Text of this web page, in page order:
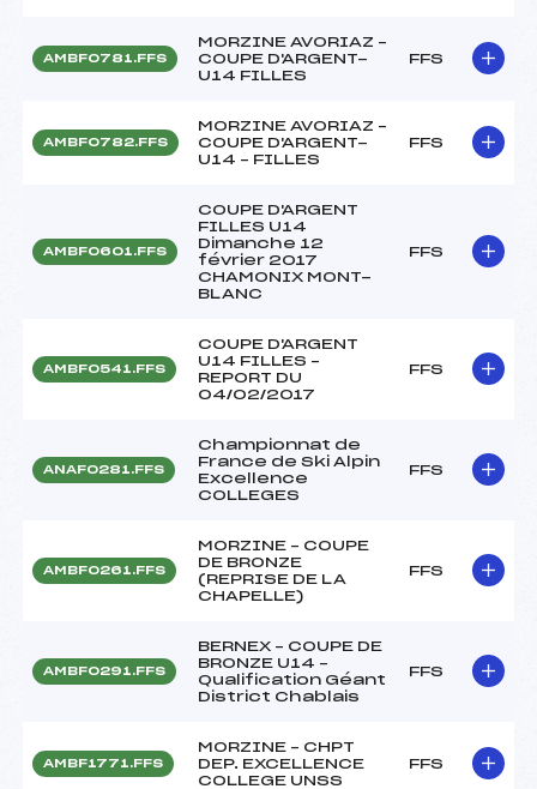
AMBF0781.FFS
MORZINE AVORIAZ –
COUPE D'ARGENT-
U14 FILLES
FFS
AMBF0782.FFS
MORZINE AVORIAZ –
COUPE D'ARGENT-
U14 – FILLES
FFS
AMBF0601.FFS
COUPE D'ARGENT
FILLES U14
Dimanche 12
février 2017
CHAMONIX MONT-
BLANC
FFS
AMBF0541.FFS
COUPE D'ARGENT
U14 FILLES –
REPORT DU
04/02/2017
FFS
ANAF0281.FFS
Championnat de
France de Ski Alpin
Excellence
COLLEGES
FFS
AMBF0261.FFS
MORZINE – COUPE
DE BRONZE
(REPRISE DE LA
CHAPELLE)
FFS
AMBF0291.FFS
BERNEX – COUPE DE
BRONZE U14 –
Qualification Géant
District Chablais
FFS
AMBF1771.FFS
MORZINE – CHPT
DEP. EXCELLENCE
COLLEGE UNSS
FFS